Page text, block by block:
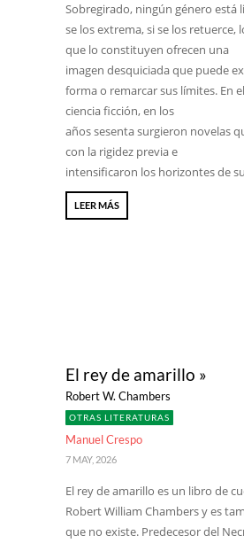
Sobregirado, ningún género está
se los extrema, si se los retuerce,
que lo constituyen ofrecen una
imagen desquiciada que puede
forma o remarcar sus límites. En
ciencia ficción, en los
años sesenta surgieron novelas
con la rigidez previa e
intensificaron los horizontes de
LEER MÁS
El rey de amarillo »
Robert W. Chambers
OTRAS LITERATURAS
Manuel Crespo
7 MAY, 2026
El rey de amarillo es un libro de
Robert William Chambers y es
que no existe. Predecesor del